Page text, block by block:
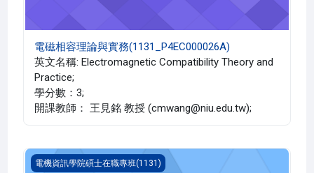
電磁相容理論與實務(1131_P4EC000026A)
英文名稱: Electromagnetic Compatibility Theory and
Practice;
學分數：3;
開課教師： 王見銘 教授 (cmwang@niu.edu.tw);
模糊理論與應用(1131_P4EC010020A)
電機資訊學院碩士在職專班(1131)